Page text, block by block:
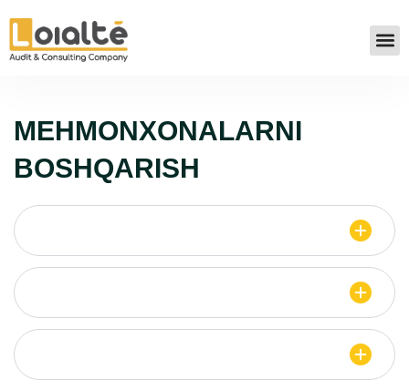
MEHMONXONALARNI
BOSHQARISH